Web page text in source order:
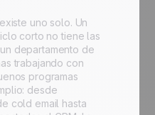
uno solo. Un
corto no tiene las
departamento de
trabajando con
programas
desde
cold email hasta